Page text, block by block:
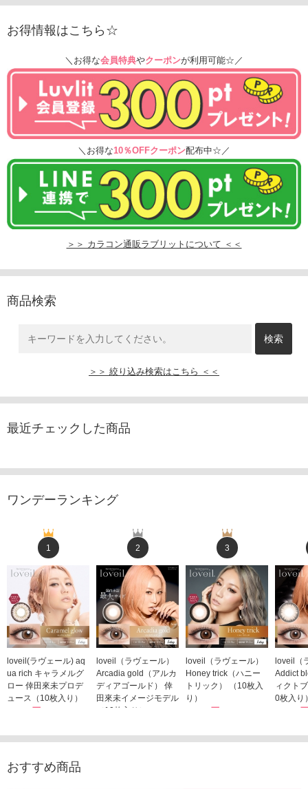
お得情報はこちら☆
＼お得な会員特典やクーポンが利用可能☆／
＼お得な10％OFFクーポン配布中☆／
＞＞ カラコン通販ラブリットについて ＜＜
商品検索
＞＞ 絞り込み検索はこちら ＜＜
最近チェックした商品
ワンデーランキング
1
loveil(ラヴェール) aq
ua rich キャラメルグ
ロー 倖田來未プロデ
ュース（10枚入り）
1,760円
2
loveil（ラヴェール）
Arcadia gold（アルカ
ディアゴールド） 倖
田來未イメージモデル
（10枚入り）
3
loveil（ラヴェール）
Honey trick（ハニー
トリック） （10枚入
り）
1,760円
loveil（
Addict
ィクト
0枚入り
1,760
おすすめ商品